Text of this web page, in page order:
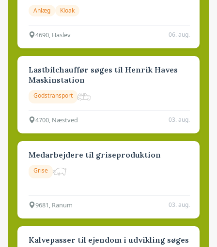
Anlæg Kloak
4690, Haslev 06. aug.
Lastbilchauffør søges til Henrik Haves
Maskinstation
Godstransport
4700, Næstved 03. aug.
Medarbejdere til griseproduktion
Grise
9681, Ranum 03. aug.
Kalvepasser til ejendom i udvikling søges